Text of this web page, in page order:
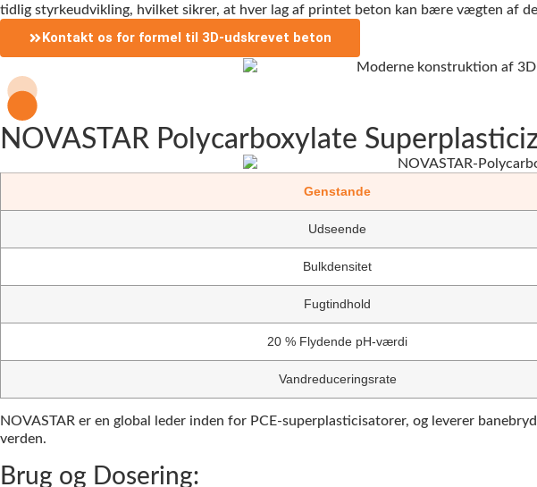
tidlig styrkeudvikling, hvilket sikrer, at hver lag af printet beton kan bære vægten af
Kontakt os for formel til 3D-udskrevet beton
NOVASTAR Polycarboxylate
Genstande
Udseende
Bulkdensitet
Fugtindhold
20 % Flydende pH-værdi
Vandreduceringsrate
NOVASTAR er en global leder inden for PCE-superplasticisatorer, og leverer
verden.
Brug og Dosering: